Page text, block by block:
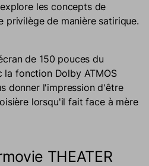
les concepts de
privilège de manière satirique.
de 150 pouces du
la fonction Dolby ATMOS
donner l'impression d'être
lorsqu'il fait face à mère
THEATER